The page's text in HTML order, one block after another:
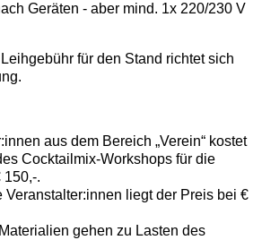
- aber mind. 1x 220/230 V
für den Stand richtet sich
aus dem Bereich „Verein“ kostet
Cocktailmix-Workshops für die
150,-.
Veranstalter:innen liegt der Preis bei €
gehen zu Lasten des